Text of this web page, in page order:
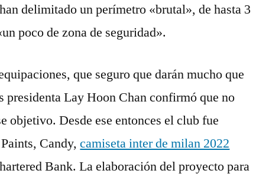
delimitado un perímetro «brutal», de hasta 3
poco de zona de seguridad».
que seguro que darán mucho que
presidenta Lay Hoon Chan confirmó que no
objetivo. Desde ese entonces el club fue
Candy,camiseta inter de milan 2022
Bank. La elaboración del proyecto para